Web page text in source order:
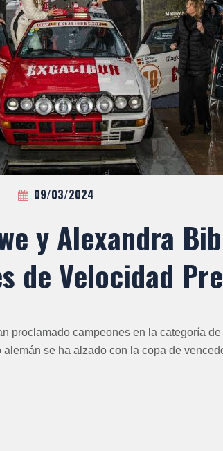
09/03/2024
y Alexandra
de Velocidad
proclamado campeones en la categoría
se ha alzado con la copa de